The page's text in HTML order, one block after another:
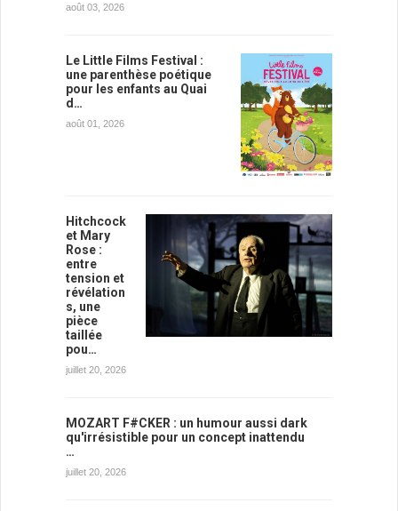
août 03, 2026
Le Little Films Festival :
une parenthèse poétique
pour les enfants au Quai
d…
août 01, 2026
Hitchcock
et Mary
Rose :
entre
tension et
révélation
s, une
pièce
taillée
pou…
juillet 20, 2026
MOZART F#CKER : un humour aussi dark
qu'irrésistible pour un concept inattendu
…
juillet 20, 2026